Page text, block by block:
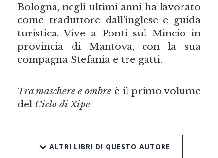
Bologna, negli ultimi anni ha lavorato
come traduttore dall’inglese e guida
turistica. Vive a Ponti sul Mincio in
provincia di Mantova, con la sua
compagna Stefania e tre gatti.
Tra maschere e ombreè il primo volume
del Ciclo di Xipe.
ALTRI LIBRI DI QUESTO AUTORE